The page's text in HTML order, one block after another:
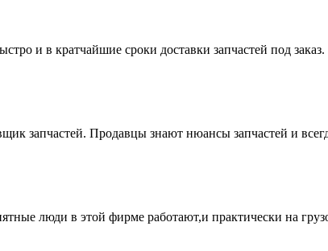
и в кратчайшие сроки доставки запчастей под
запчастей. Продавцы знают нюансы запчастей и
люди в этой фирме работают,и практически на